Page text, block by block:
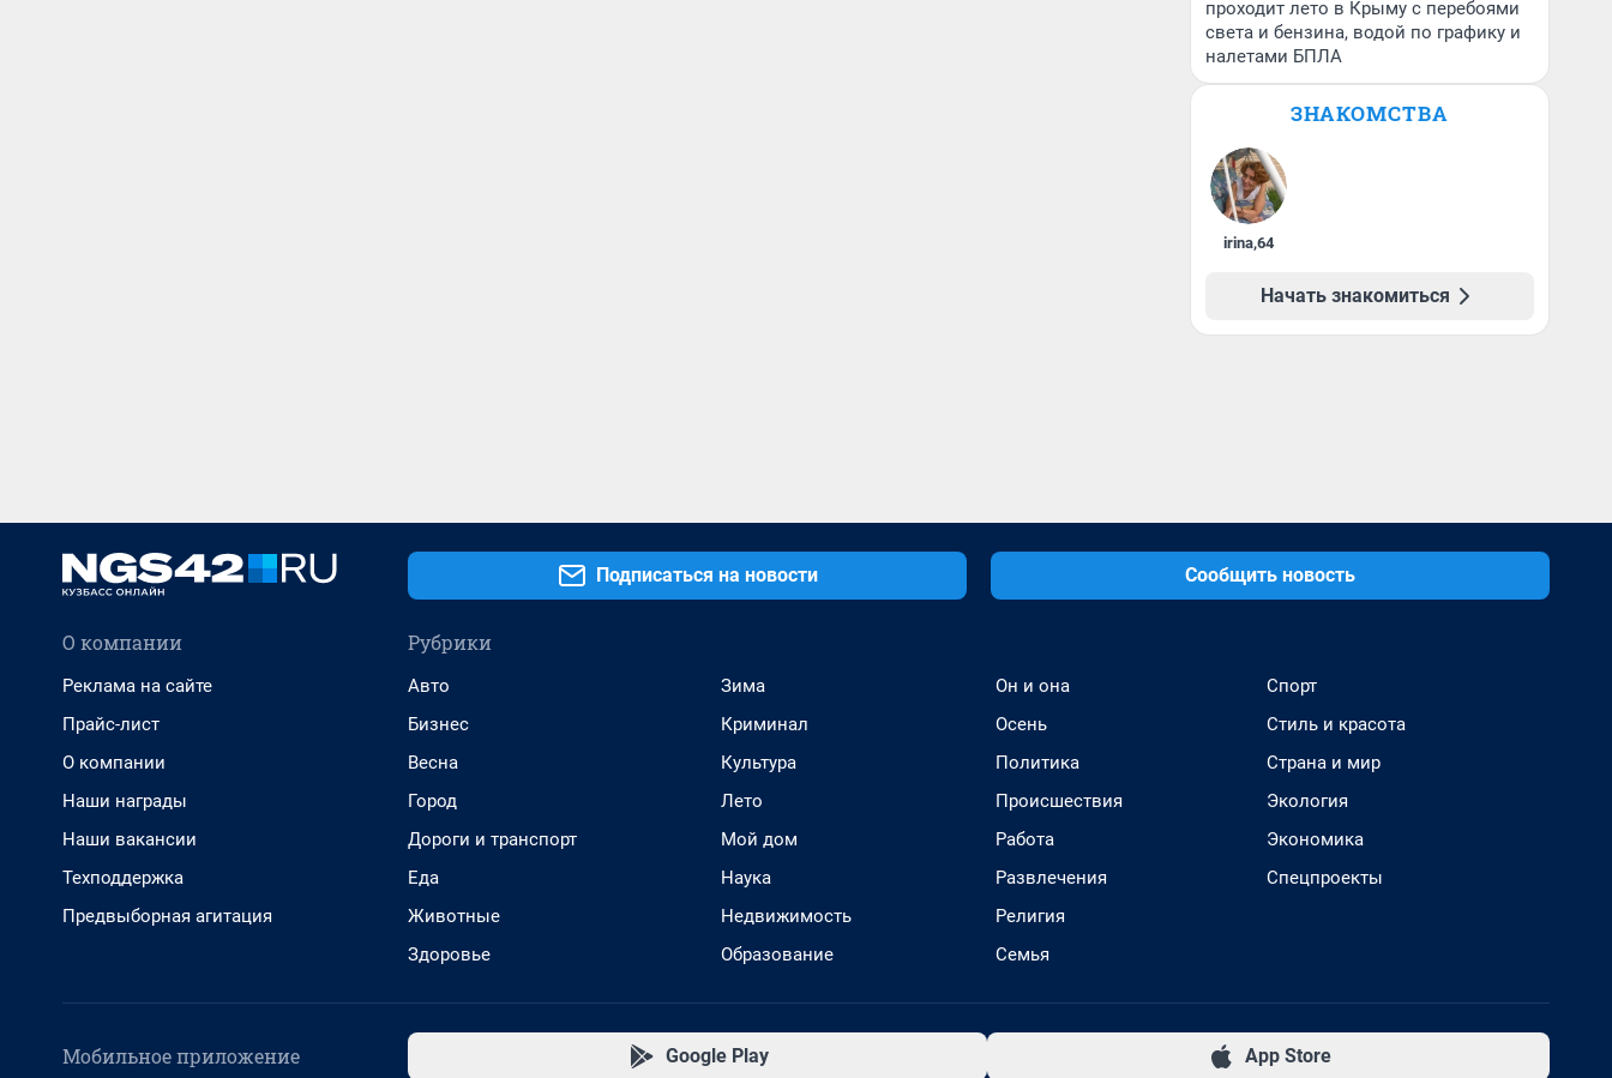
проходит лето в Крыму с перебоями
света и бензина, водой по графику и
налетами БПЛА
ЗНАКОМСТВА
irina,64
Начать знакомиться
Подписаться на новости Сообщить новость
О компании
Реклама на сайте
Прайс-лист
О компании
Наши награды
Наши вакансии
Техподдержка
Предвыборная агитация
Рубрики
Авто
Бизнес
Весна
Город
Дороги и транспорт
Еда
Животные
Здоровье
Зима
Криминал
Культура
Лето
Мой дом
Наука
Недвижимость
Образование
Он и она
Осень
Политика
Происшествия
Работа
Развлечения
Религия
Семья
Спорт
Стиль и красота
Страна и мир
Экология
Экономика
Спецпроекты
Мобильное приложение Google Play App Store